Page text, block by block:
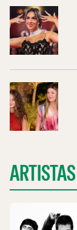
ARTISTAS